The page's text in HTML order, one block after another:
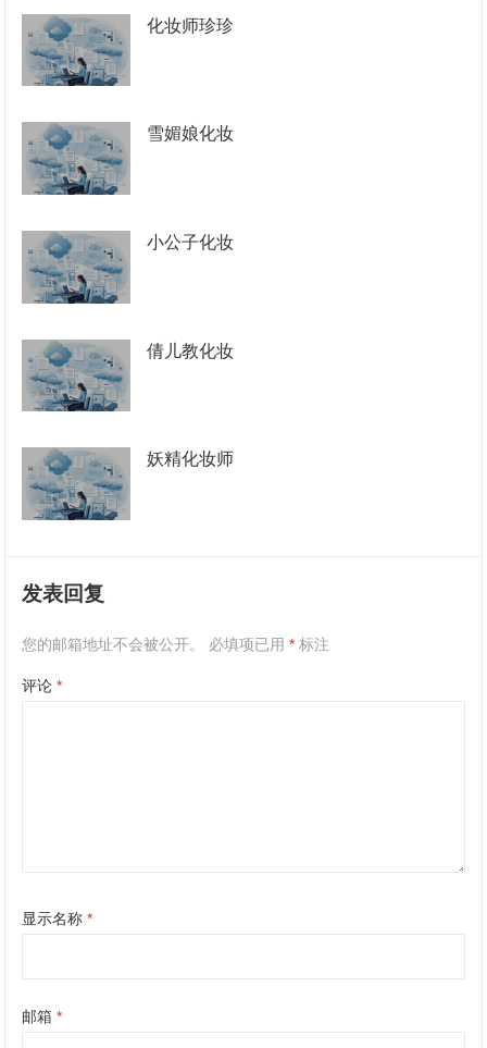
化妆师珍珍
雪媚娘化妆
小公子化妆
倩儿教化妆
妖精化妆师
发表回复
您的邮箱地址不会被公开。 必填项已用* 标注
评论*
显示名称*
邮箱*